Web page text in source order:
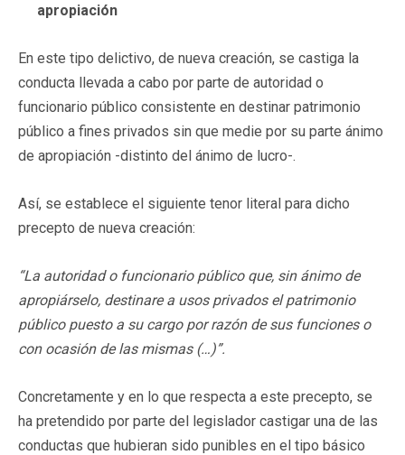
apropiación
En este tipo delictivo, de nueva creación, se castiga la
conducta llevada a cabo por parte de autoridad o
funcionario público consistente en destinar patrimonio
público a fines privados sin que medie por su parte ánimo
de apropiación -distinto del ánimo de lucro-.
Así, se establece el siguiente tenor literal para dicho
precepto de nueva creación:
“La autoridad o funcionario público que, sin ánimo de
apropiárselo, destinare a usos privados el patrimonio
público puesto a su cargo por razón de sus funciones o
con ocasión de las mismas (…)”.
Concretamente y en lo que respecta a este precepto, se
ha pretendido por parte del legislador castigar una de las
conductas que hubieran sido punibles en el tipo básico